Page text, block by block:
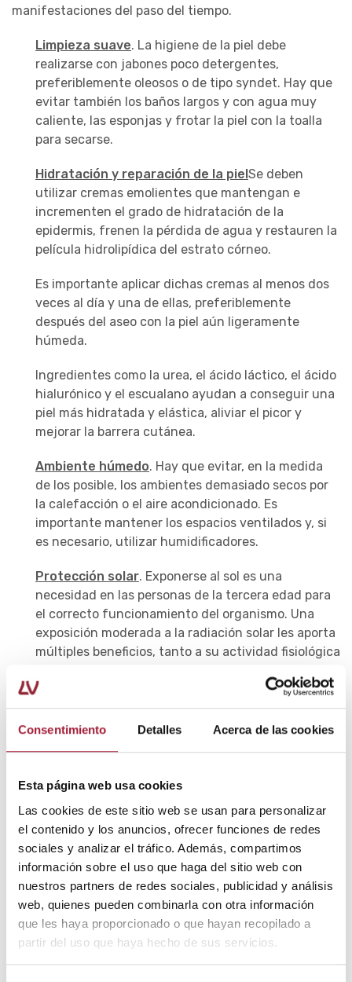
Consentimiento Detalles Acerca de las cookies
Esta página web usa cookies
Las cookies de este sitio web se usan para personalizar
el contenido y los anuncios, ofrecer funciones de redes
sociales y analizar el tráfico. Además, compartimos
información sobre el uso que haga del sitio web con
nuestros partners de redes sociales, publicidad y análisis
web, quienes pueden combinarla con otra información
que les haya proporcionado o que hayan recopilado a
partir del uso que haya hecho de sus servicios.
manifestaciones del paso del tiempo.
Limpieza suave. La higiene de la piel debe
realizarse con jabones poco detergentes,
preferiblemente oleosos o de tipo syndet. Hay que
evitar también los baños largos y con agua muy
caliente, las esponjas y frotar la piel con la toalla
para secarse.
Hidratación y reparación de la pielSe deben
utilizar cremas emolientes que mantengan e
incrementen el grado de hidratación de la
epidermis, frenen la pérdida de agua y restauren la
película hidrolipídica del estrato córneo.
Es importante aplicar dichas cremas al menos dos
veces al día y una de ellas, preferiblemente
después del aseo con la piel aún ligeramente
húmeda.
Ingredientes como la urea, el ácido láctico, el ácido
hialurónico y el escualano ayudan a conseguir una
piel más hidratada y elástica, aliviar el picor y
mejorar la barrera cutánea.
Ambiente húmedo. Hay que evitar, en la medida
de los posible, los ambientes demasiado secos por
la calefacción o el aire acondicionado. Es
importante mantener los espacios ventilados y, si
es necesario, utilizar humidificadores.
Protección solar. Exponerse al sol es una
necesidad en las personas de la tercera edad para
el correcto funcionamiento del organismo. Una
exposición moderada a la radiación solar les aporta
múltiples beneficios, tanto a su actividad fisiológica
No obstante, también deben protegerse del sol,
evitando las horas centrales del día y pasar
En ese sentido, los protectores solares previenen el
daño solar crónico y la aparición de
fotoenvejecimiento, queratosis actínicas y cáncer
de piel.
Asimismo, los protectores solares deben ir
acompañados de medidas de protección físicas
como son el uso de gorras o sombreros, gafas de
sol y ropa protectora.